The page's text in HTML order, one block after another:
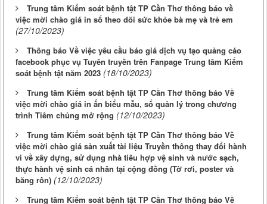
Trung tâm Kiểm soát bệnh tật TP Cần Thơ thông báo về
việc mời chào giá in sổ theo dõi sức khỏe bà mẹ và trẻ em
(27/10/2023)
Thông báo Về việc yêu cầu báo giá dịch vụ tạo quảng cáo
facebook phục vụ Tuyên truyền trên Fanpage Trung tâm Kiểm
soát bệnh tật năm 2023 (18/10/2023)
Trung tâm Kiểm soát bệnh tật TP Cần Thơ thông báo Về
việc mời chào giá in ấn biểu mẫu, sổ quản lý trong chương
trình Tiêm chủng mở rộng (12/10/2023)
Trung tâm Kiểm soát bệnh tật TP Cần Thơ thông báo Về
việc mời chào giá sản xuất tài liệu Truyền thông thay đổi hành
vi về xây dựng, sử dụng nhà tiêu hợp vệ sinh và nước sạch,
thực hành vệ sinh cá nhân tại cộng đồng (Tờ rơi, poster và
băng rôn) (12/10/2023)
Trung tâm Kiểm soát bệnh tật TP Cần Thơ thông báo Về